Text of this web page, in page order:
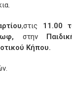
,στις 11.00
στην
Κήπου.